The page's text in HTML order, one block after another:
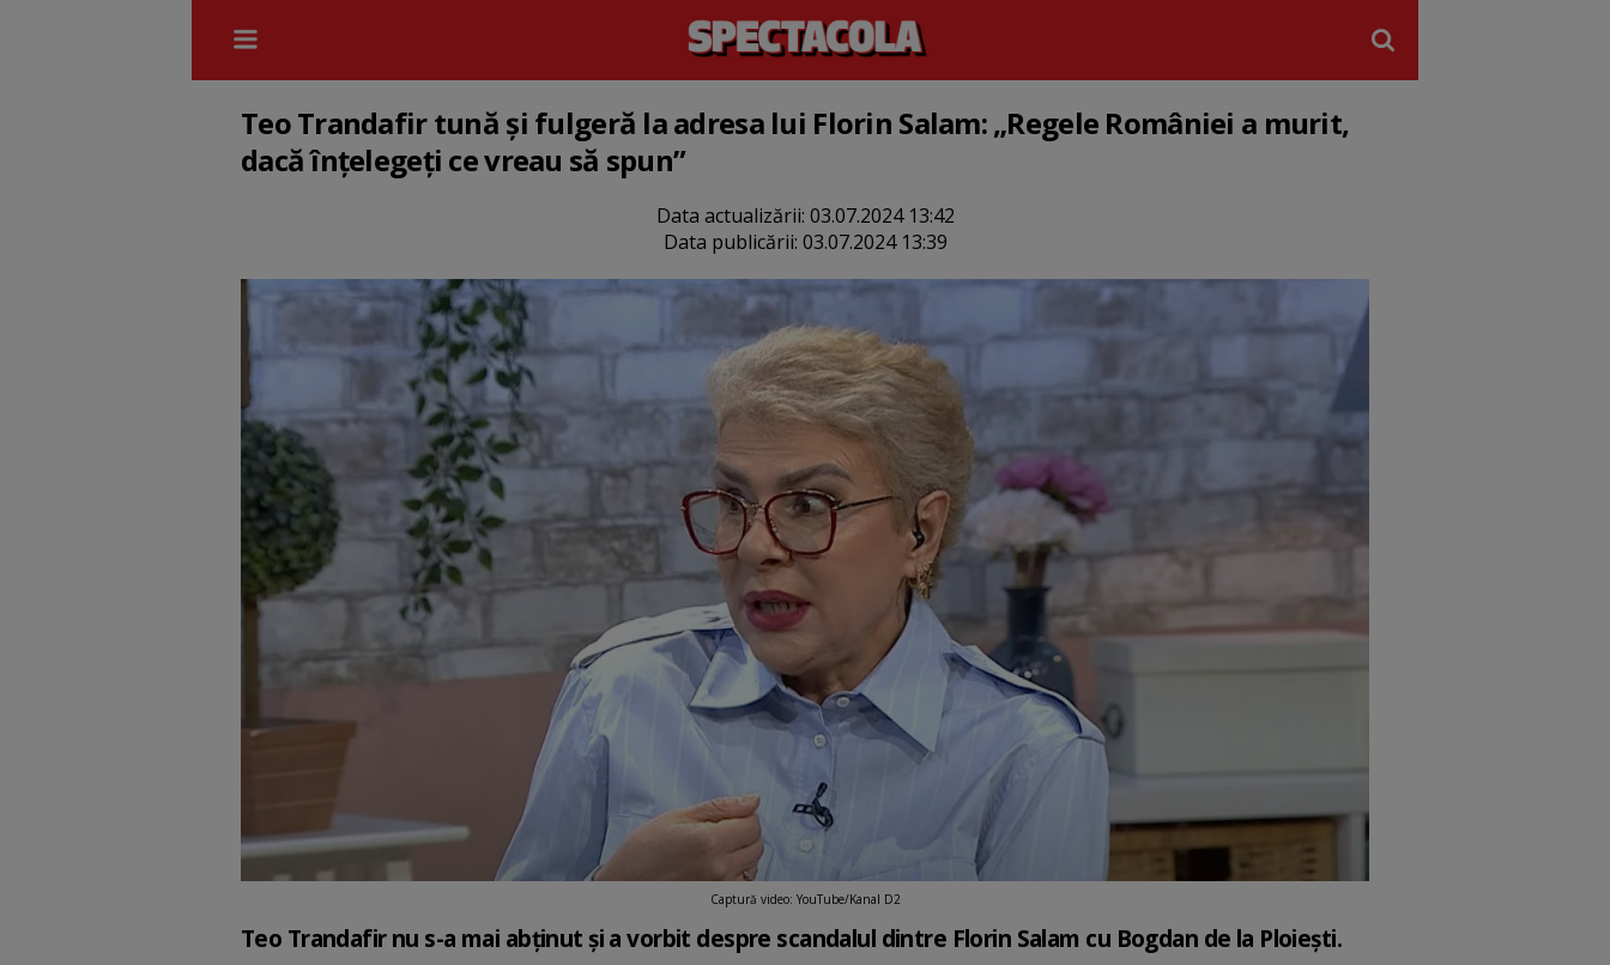
Teo Trandafir tună și fulgeră la adresa lui Florin Salam: „Regele României a murit,
dacă înțelegeți ce vreau să spun”
Data actualizării: 03.07.2024 13:42
Data publicării: 03.07.2024 13:39
Captură video: YouTube/Kanal D2
Teo Trandafir nu s-a mai abținut și a vorbit despre scandalul dintre Florin Salam cu Bogdan de la Ploiești.